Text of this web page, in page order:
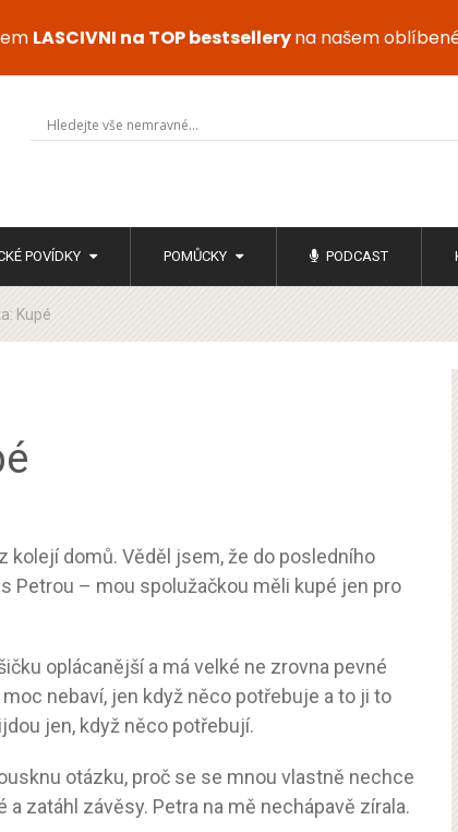
POVÍDKY POMŮCKY PODCAST
Kupé
kolejí domů. Věděl jsem, že do posledního
Petrou – mou spolužačkou měli kupé jen pro
oplácanější a má velké ne zrovna pevné
nebaví, jen když něco potřebuje a to ji to
jen, když něco potřebují.
otázku, proč se se mnou vlastně nechce
zatáhl závěsy. Petra na mě nechápavě zírala.
LASCIVNI na TOP bestselleryna našem